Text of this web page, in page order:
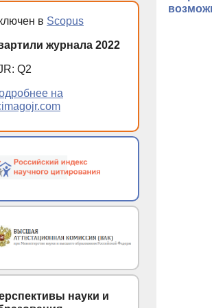
в Scopus
журнала 2022
: Q2
на
науки и